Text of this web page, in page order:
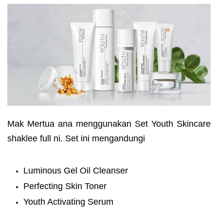
Mak Mertua ana menggunakan Set Youth Skincare
shaklee full ni. Set ini mengandungi
Luminous Gel Oil Cleanser
Perfecting Skin Toner
Youth Activating Serum